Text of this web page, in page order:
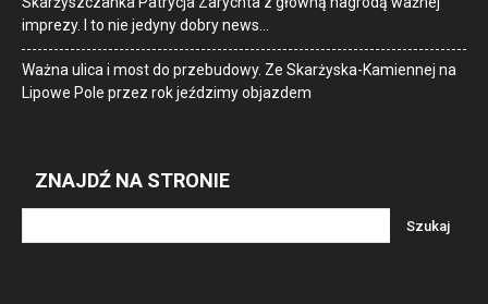
imprezy. I to nie jedyny dobry news…
Ważna ulica i most do przebudowy. Ze Skarżyska-Kamiennej na
Lipowe Pole przez rok jeździmy objazdem
ZNAJDŹ NA STRONIE